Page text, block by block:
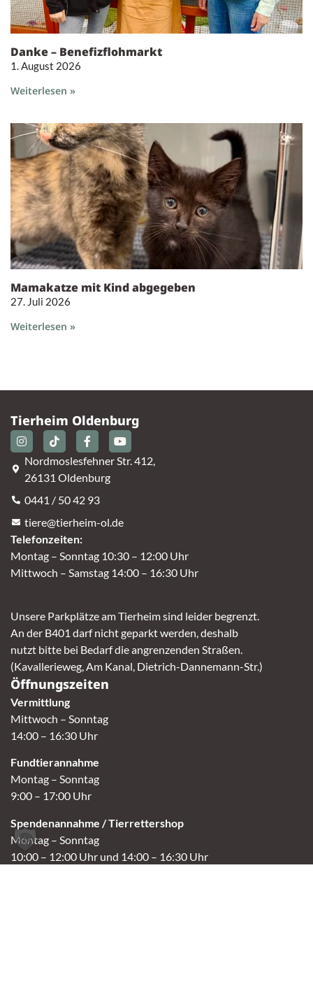
Danke – Benefizflohmarkt
1. August 2026
Weiterlesen »
Mamakatze mit Kind abgegeben
27. Juli 2026
Weiterlesen »
Tierheim Oldenburg
Nordmoslesfehner Str. 412,
26131 Oldenburg
0441 / 50 42 93
tiere@tierheim-ol.de
Telefonzeiten:
Montag – Sonntag 10:30 – 12:00 Uhr
Mittwoch – Samstag 14:00 – 16:30 Uhr
Unsere Parkplätze am Tierheim sind leider begrenzt.
An der B401 darf nicht geparkt werden, deshalb
nutzt bitte bei Bedarf die angrenzenden Straßen.
(Kavallerieweg, Am Kanal, Dietrich-Dannemann-Str.)
Öffnungszeiten
Vermittlung
Mittwoch – Sonntag
14:00 – 16:30 Uhr
Fundtierannahme
Montag – Sonntag
9:00 – 17:00 Uhr
Spendenannahme / Tierrettershop
Montag – Sonntag
10:00 – 12:00 Uhr und 14:00 – 16:30 Uhr